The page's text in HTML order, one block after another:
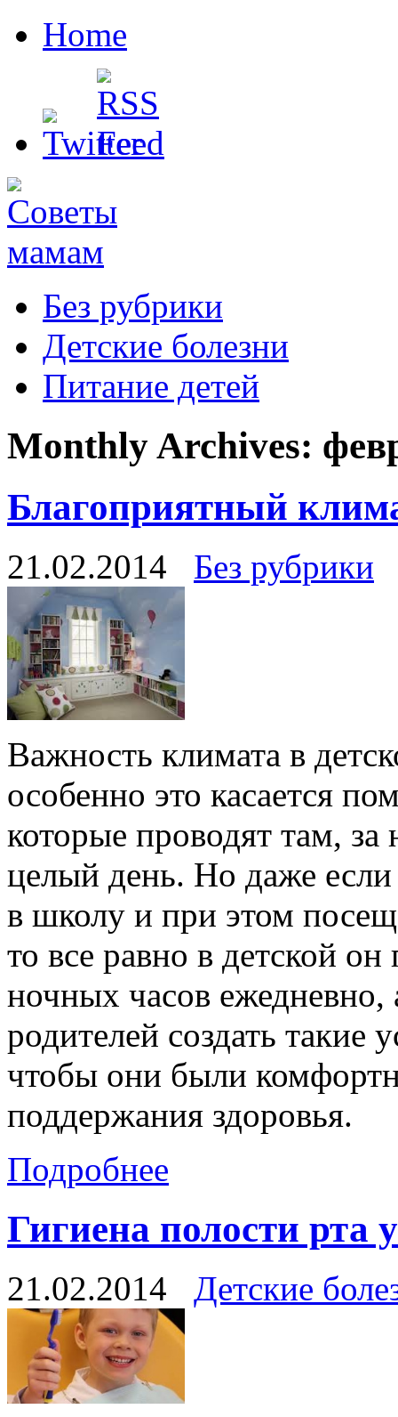
Home
Без рубрики
Детские болезни
Питание детей
Monthly Archives:
Благоприятный
21.02.2014 Без рубрики
Важность климата в
особенно это касается
которые проводят там,
целый день. Но даже
в школу и при этом
то все равно в детской
ночных часов ежедневно,
родителей создать такие
чтобы они были
поддержания здоровья.
Подробнее
Гигиена полости рта
21.02.2014 Детские